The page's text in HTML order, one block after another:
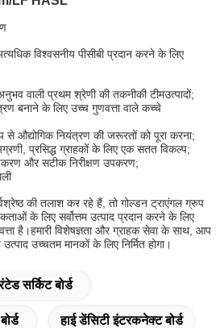
विश्वसनीय पीसीबी प्रदान करने के लिए
वाली प्रथम श्रेणी की तकनीकी टीमउत्पादों;
बनाने के लिए उच्च गुणवत्ता वाले कच्चे
औद्योगिक नियंत्रण की जरूरतों को पूरा करना;
प्रसिद्ध ग्राहकों के लिए एक सतत विकल्प;
और सटीक निरीक्षण उपकरण;
की तलाश कर रहे हैं, तो गोल्डन ट्राएंगल ग्रुप
के लिए सर्वोत्तम उत्पाद प्रदान करने के लिए
है।हमारी विशेषज्ञता और ग्राहक सेवा के साथ, आप
उच्चतम मानकों के लिए निर्मित होगा।
सर्किट बोर्ड
हाई डेंसिटी इंटरकनेक्ट बोर्ड